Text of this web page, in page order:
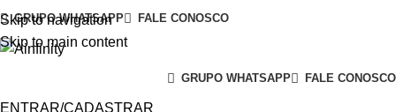
Skip to navigation
Skip to main content
GRUPO WHATSAPP FALE CONOSCO
GRUPO WHATSAPP FALE CONOSCO
ENTRAR/CADASTRAR